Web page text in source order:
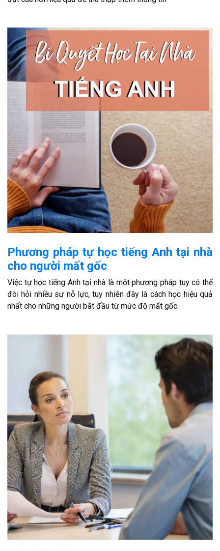
Phương pháp tự học tiếng Anh tại nhà
cho người mất gốc
Việc tự học tiếng Anh tại nhà là một phương pháp tuy có thể
đòi hỏi nhiều sự nỗ lực, tuy nhiên đây là cách học hiệu quả
nhất cho những người bắt đầu từ mức độ mất gốc.